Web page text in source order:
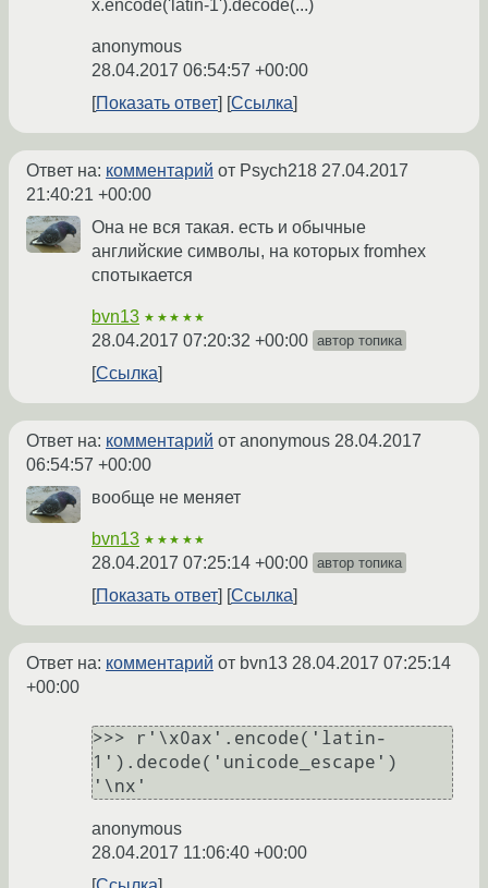
x.encode('latin-1').decode(...)
anonymous
28.04.2017 06:54:57 +00:00
Показать ответ
Ссылка
Ответ на: комментарий от Psych218 27.04.2017
21:40:21 +00:00
Она не вся такая. есть и обычные
английские символы, на которых fromhex
спотыкается
bvn13 ★★★★★
28.04.2017 07:20:32 +00:00 автор топика
Ссылка
Ответ на: комментарий от anonymous 28.04.2017
06:54:57 +00:00
вообще не меняет
bvn13 ★★★★★
28.04.2017 07:25:14 +00:00 автор топика
Показать ответ Ссылка
Ответ на: комментарий от bvn13 28.04.2017 07:25:14
+00:00
>>> r'\x0ax'.encode('latin-
1').decode('unicode_escape')
anonymous
28.04.2017 11:06:40 +00:00